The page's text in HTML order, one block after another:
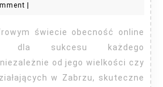
stron
Zabrze
|
dla sukcesu każdego
od jego wielkości czy
w Zabrzu, skuteczne